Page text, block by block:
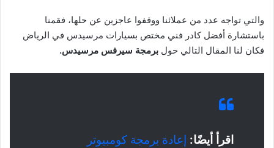
والتي تواجه عدد من عملائنا ووقفوا عاجزين عن حلها، فقمنا
باستشارة أفضل كادر فني مختص بسيارات مرسيدس في الرياض
فكان لنا المقال التالي حول برمجة سيرفس مرسيدس.
اقرأ أيضًا: إعادة برمجة كومبيوتر